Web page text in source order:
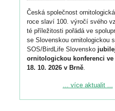
Česká společnost
roce slaví 100. výročí svého
té příležitosti pořádá ve
se Slovenskou ornitologickou
SOS/BirdLife Slovensko
ornitologickou konferenci ve
18. 10. 2026 v Brně.
Podrobnější informace ke
... více aktualit ...